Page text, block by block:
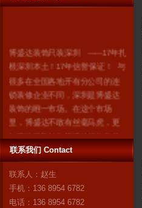
根深圳本土！17年信誉保证！ 与
很多在全国各地开有分公司的连
锁装修企业不同，深圳是博盛达
装饰的唯一市场。在这个市场
里，博盛达不敢有丝毫马虎，更
加不敢采取转包等违法行为忽悠
消费者。因为我们知道：失去了
深圳，就失去了博盛达的全
部！ 我们是深圳人，我们自豪！
作为深圳市装修行业领军企业的
博盛达装饰，对自己“深圳本土”这
联系我们 Contact
联系人：赵生
手机：136 8954 6782
电话：136 8954 6782